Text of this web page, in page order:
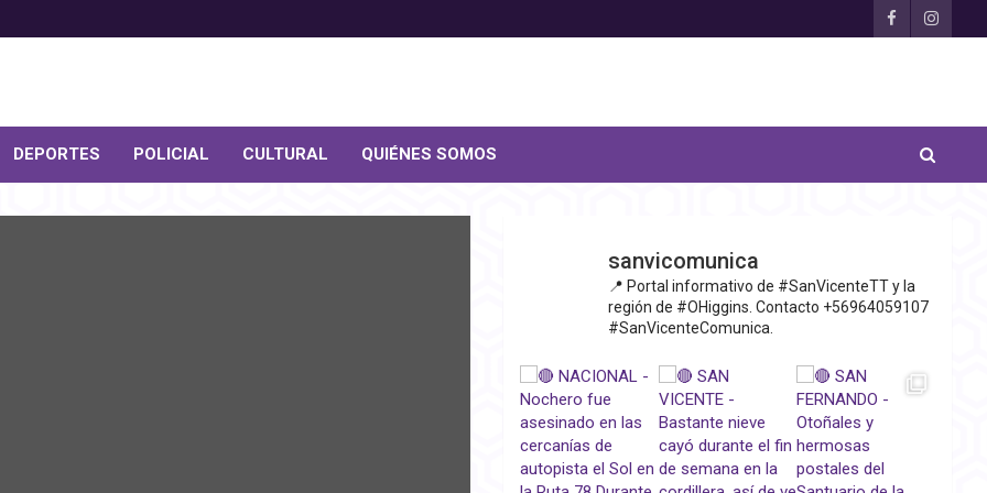
DEPORTES POLICIAL CULTURAL QUIÉNES SOMOS
sanvicomunica
📍 Portal informativo de #SanVicenteTT y la
región de #OHiggins. Contacto +56964059107
#SanVicenteComunica.